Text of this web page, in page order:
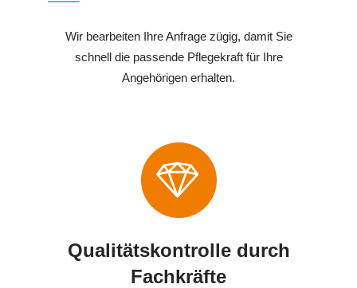
Wir bearbeiten Ihre Anfrage zügig, damit Sie
schnell die passende Pflegekraft für Ihre
Angehörigen erhalten.
Qualitätskontrolle durch
Fachkräfte